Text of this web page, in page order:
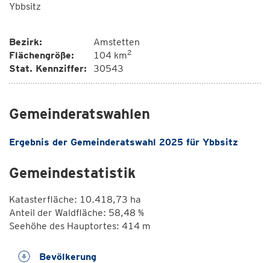
Ybbsitz
Bezirk:
Amstetten
Flächengröße:
104 km2
Stat. Kennziffer: 30543
Gemeinderatswahlen
Ergebnis der Gemeinderatswahl 2025 für Ybbsitz
Gemeindestatistik
Katasterfläche: 10.418,73 ha
Anteil der Waldfläche: 58,48 %
Seehöhe des Hauptortes: 414 m
Bevölkerung